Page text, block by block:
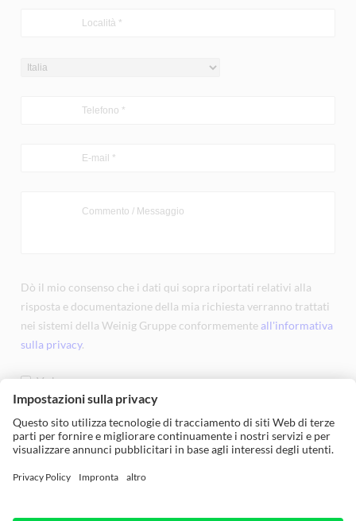
Dò il mio consenso che i dati qui sopra riportati relativi alla
risposta e documentazione della mia richiesta verranno trattati
nei sistemi della Weinig Gruppe conformemente all'informativa
sulla privacy.
Va bene